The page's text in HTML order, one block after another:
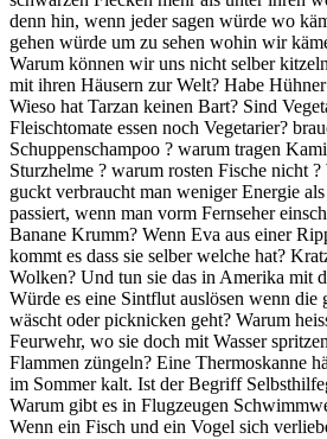
denn hin, wenn jeder sagen würde wo
gehen würde um zu sehen wohin wir
Warum können wir uns nicht selber
mit ihren Häusern zur Welt? Habe
Wieso hat Tarzan keinen Bart? Sind
Fleischtomate essen noch Vegetarier?
Schuppenschampoo ? warum tragen
Sturzhelme ? warum rosten Fische nicht ?
guckt verbraucht man weniger Energie
passiert, wenn man vorm Fernseher
Banane Krumm? Wenn Eva aus einer
kommt es dass sie selber welche hat?
Wolken? Und tun sie das in Amerika mit
Würde es eine Sintflut auslösen wenn die
wäscht oder picknicken geht? Warum
Feurwehr, wo sie doch mit Wasser
Flammen züngeln? Eine Thermoskanne
im Sommer kalt. Ist der Begriff
Warum gibt es in Flugzeugen
Wenn ein Fisch und ein Vogel sich